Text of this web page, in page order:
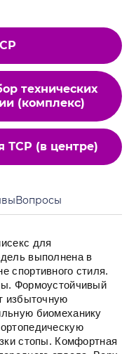
технических
(комплекс)
ТСР (в центре)
Вопросы
для
выполнена в
спортивного стиля.
Формоустойчивый
избыточную
биомеханику
стопы. Комфортная